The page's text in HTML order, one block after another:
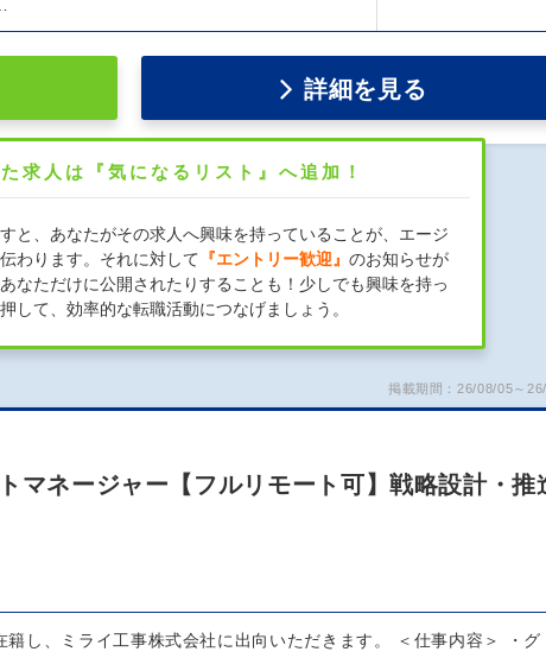
詳細を見る
求人は『気になるリスト』へ追加！
と、あなたがその求人へ興味を持っていることが、エージ
わります。それに対して 『エントリー歓迎』 のお知らせが
なただけに公開されたりすることも！少しでも興味を持っ
して、効率的な転職活動につなげましょう。
掲載期間：26/08/05～
マネージャー【フルリモート可】戦略設計・推
籍し、ミライ工事株式会社に出向いただきます。 ＜仕事内容＞ ・グ